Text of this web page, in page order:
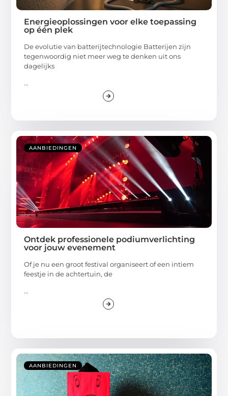
Energieoplossingen voor elke toepassing
op één plek
De evolutie van batterijtechnologie Batterijen zijn
tegenwoordig niet meer weg te denken uit ons
dagelijks
...
AANBIEDINGEN
Ontdek professionele podiumverlichting
voor jouw evenement
Of je nu een groot festival organiseert of een intiem
feestje in de achtertuin, de
...
AANBIEDINGEN